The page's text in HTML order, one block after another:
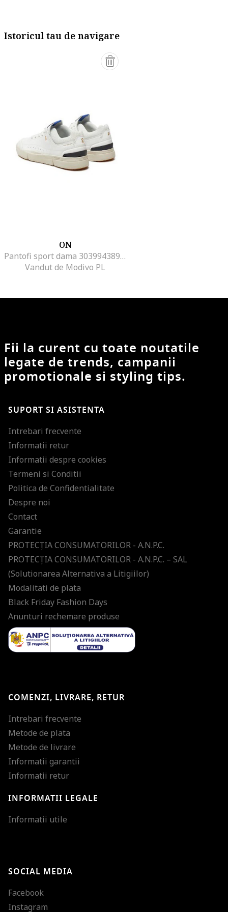
Istoricul tau de navigare
ON
Pantofi sport dama 303994389, Piele ecologica, Alb, Alb
Vandut de Modivo PL
Fii la curent cu toate noutatile
legate de trends, campanii
promotionale si styling tips.
SUPORT SI ASISTENTA
Intrebari frecvente
Informatii retur
Informatii despre cookies
Termeni si Conditii
Politica de Confidentialitate
Despre noi
Contact
Garantie
PROTECŢIA CONSUMATORILOR - A.N.P.C.
PROTECŢIA CONSUMATORILOR - A.N.P.C. – SAL
(Solutionarea Alternativa a Litigiilor)
Modalitati de plata
Black Friday Fashion Days
Anunturi rechemare produse
COMENZI, LIVRARE, RETUR
Intrebari frecvente
Metode de plata
Metode de livrare
Informatii garantii
Informatii retur
INFORMATII LEGALE
Informatii utile
SOCIAL MEDIA
Facebook
Instagram